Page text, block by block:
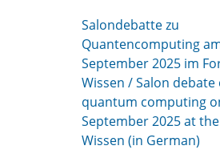
Salondebatte zu
Quantencomputing
September 2025 im
Wissen / Salon debate
quantum computing
September 2025 at
Wissen (in German)